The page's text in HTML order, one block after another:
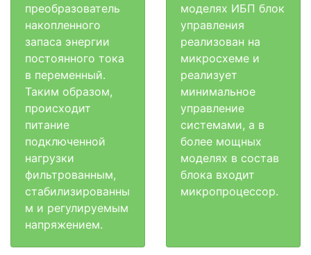
преобразователь
накопленного
запаса энергии
постоянного тока
в переменный.
Таким образом,
происходит
питание
подключенной
нагрузки
фильтрованным,
стабилизированны
м и регулируемым
напряжением.
моделях ИБП блок
управления
реализован на
микросхеме и
реализует
минимальное
управление
системами, а в
более мощных
моделях в состав
блока входит
микропроцессор.